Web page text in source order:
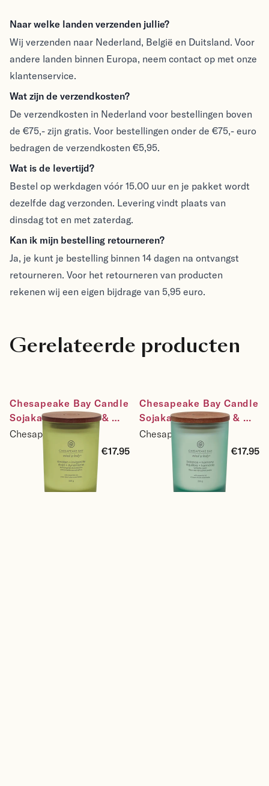
Verzenden & Retouren
Naar welke landen verzenden jullie?
Wij verzenden naar Nederland, België en Duitsland. Voor
andere landen binnen Europa, neem contact op met onze
klantenservice.
Wat zijn de verzendkosten?
De verzendkosten in Nederland voor bestellingen boven
de €75,- zijn gratis. Voor bestellingen onder de €75,- euro
bedragen de verzendkosten €5,95.
Wat is de levertijd?
Bestel op werkdagen vóór 15.00 uur en je pakket wordt
dezelfde dag verzonden. Levering vindt plaats van
dinsdag tot en met zaterdag.
Kan ik mijn bestelling retourneren?
Ja, je kunt je bestelling binnen 14 dagen na ontvangst
retourneren. Voor het retourneren van producten
rekenen wij een eigen bijdrage van 5,95 euro.
Gerelateerde producten
Chesapeake Bay Candle
Sojakaars Awaken &
Invigorate - Lemongrass
Eucalyptus - maat
medium
Chesapeake Bay
€17.95
Chesapeake Bay Candle
Sojakaars Balance &
Harmony - Waterlily
Pear - maat medium
Chesapeake Bay
€17.95